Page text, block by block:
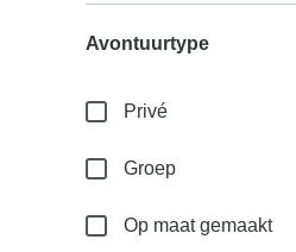
Avontuurtype
Privé
Groep
Op maat gemaakt